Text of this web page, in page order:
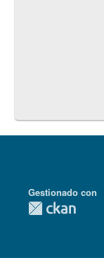
Detalles Técnicos
Gestionado con